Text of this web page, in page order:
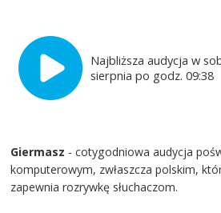
Najbliższa audycja w
sierpnia po godz. 09:38
Giermasz - cotygodniowa audycja
komputerowym, zwłaszcza polskim,
zapewnia rozrywkę słuchaczom.